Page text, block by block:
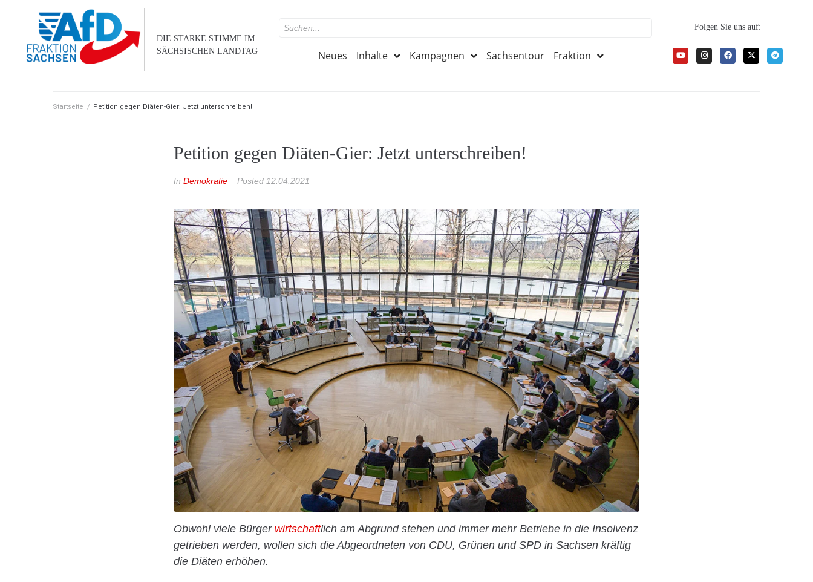
DIE STARKE STIMME IM
SÄCHSISCHEN LANDTAG
Neues Inhalte Kampagnen Sachsentour Fraktion
Folgen Sie uns auf:
Startseite / Petition gegen Diäten-Gier: Jetzt unterschreiben!
Petition gegen Diäten-Gier: Jetzt unterschreiben!
In Demokratie Posted 12.04.2021
Obwohl viele Bürger wirtschaftlich am Abgrund stehen und immer mehr Betriebe in die Insolvenz
getrieben werden, wollen sich die Abgeordneten von CDU, Grünen und SPD in Sachsen kräftig
die Diäten erhöhen.